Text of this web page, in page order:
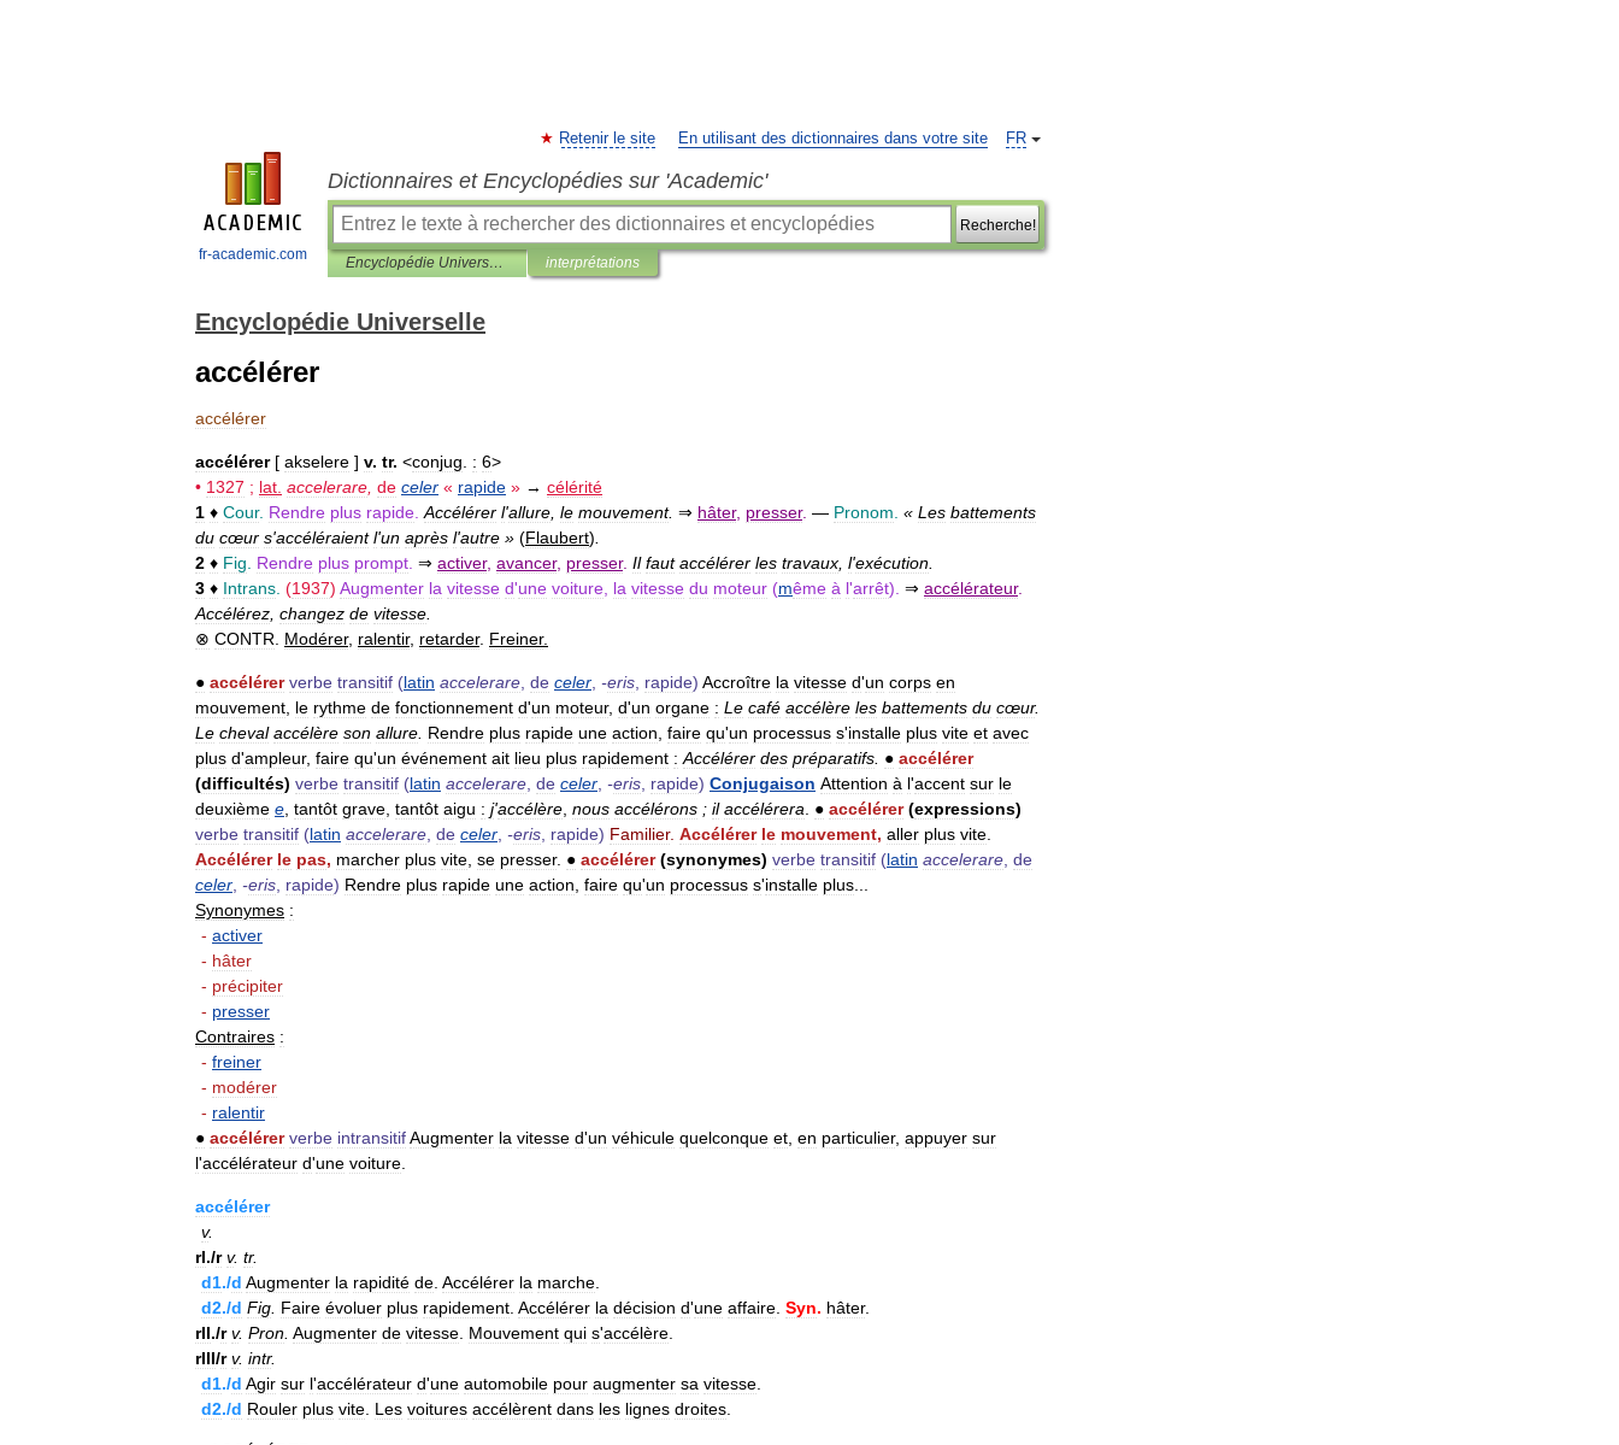
fr-academic.com
FR
Retenir le site En utilisant des dictionnaires dans votre site
Dictionnaires et Encyclopédies sur 'Academic'
Recherche!
Encyclopédie Universelle interprétations
Encyclopédie Universelle
accélérer
accélérer
accélérer[ akselere ] v. tr. <conjug : 6>
• 1327 ; lat accelerare de celer « rapide » → célérité
1 ♦ Cour. Rendre plus rapide Accélérer l'allure le mouvement. ⇒ hâter, presser. — Pronom « Les battements
du cœur s'accéléraient l'un après l'autre » (Flaubert)
2 ♦ Fig Rendre plus prompt ⇒ activer, avancer, presser. Il faut accélérer les travaux l'exécution
3 ♦ Intrans (1937) Augmenter la vitesse d'une voiture la vitesse du moteur (même à l'arrêt). ⇒ accélérateur.
Accélérez changez de vitesse
⊗ CONTR Modérer, ralentir, retarder. Freiner.
● accélérer verbe transitif (latin accelerare de celer -eris rapide) Accroître la vitesse d'un corps en
mouvement le rythme de fonctionnement d'un moteur, d'un organe : Le café accélère les battements du cœur.
Le cheval accélère son allure Rendre plus rapide une action faire qu'un processus s'installe plus vite et avec
plus d'ampleur, faire qu'un événement ait lieu plus rapidement : Accélérer des préparatifs ● accélérer
(difficultés) verbe transitif (latin accelerare de celer -eris rapide) Conjugaison Attention à l'accent sur le
deuxième e tantôt grave tantôt aigu : j'accélère nous accélérons ; il accélérera ● accélérer(expressions)
verbe transitif (latin accelerare de celer -eris rapide) Familier. Accélérer le mouvement, aller plus vite
Accélérer le pas, marcher plus vite se presser. ● accélérer(synonymes) verbe transitif (latin accelerare de
celer -eris rapide) Rendre plus rapide une action faire qu'un processus s'installe plus
Synonymes :
- activer
- hâter
- précipiter
- presser
Contraires :
- freiner
- modérer
- ralentir
● accélérer verbe intransitifAugmenter la vitesse d'un véhicule quelconque et en particulier, appuyer sur
l'accélérateur d'une voiture
accélérer
v.
rI./r v. tr.
d1./d Augmenter la rapidité de Accélérer la marche
d2./d Fig Faire évoluer plus rapidement Accélérer la décision d'une affaire Syn. hâter.
rII./r v. Pron Augmenter de vitesse Mouvement qui s'accélère
rIII/r v. intr.
d1./d Agir sur l'accélérateur d'une automobile pour augmenter sa vitesse
d2./d Rouler plus vite Les voitures accélèrent dans les lignes droites